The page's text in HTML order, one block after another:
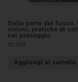
Dalla parte del fuoco.
visioni, pratiche di
nel paesaggio
30,00€
Aggiungi al carrello